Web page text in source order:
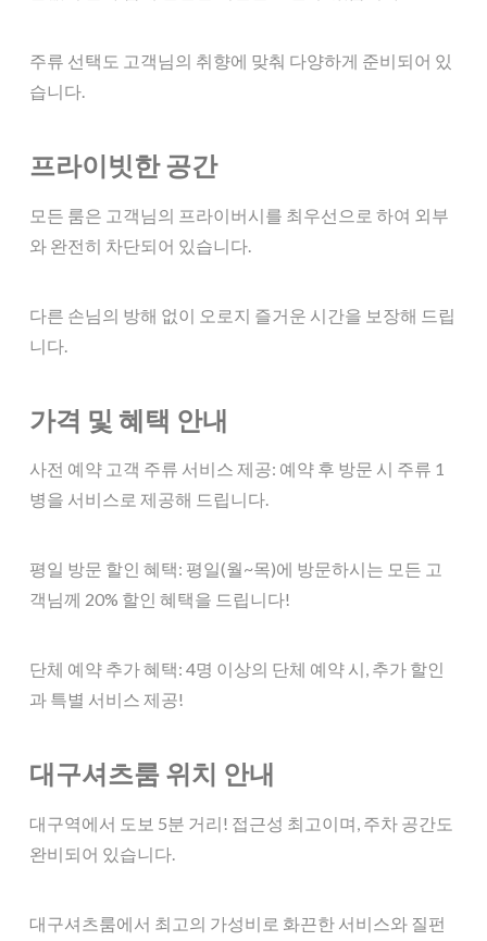
주류 선택도 고객님의 취향에 맞춰 다양하게 준비되어 있
습니다.
프라이빗한 공간
모든 룸은 고객님의 프라이버시를 최우선으로 하여 외부
와 완전히 차단되어 있습니다.
다른 손님의 방해 없이 오로지 즐거운 시간을 보장해 드립
니다.
가격 및 혜택 안내
사전 예약 고객 주류 서비스 제공: 예약 후 방문 시 주류 1
병을 서비스로 제공해 드립니다.
평일 방문 할인 혜택: 평일(월~목)에 방문하시는 모든 고
객님께 20% 할인 혜택을 드립니다!
단체 예약 추가 혜택: 4명 이상의 단체 예약 시, 추가 할인
과 특별 서비스 제공!
대구셔츠룸 위치 안내
대구역에서 도보 5분 거리! 접근성 최고이며, 주차 공간도
완비되어 있습니다.
대구셔츠룸에서 최고의 가성비로 화끈한 서비스와 질펀